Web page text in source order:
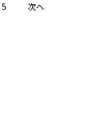
5 次へ